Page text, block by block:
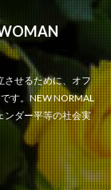
させるために、オフ
す。NEW NORMAL
ンダー平等の社会実